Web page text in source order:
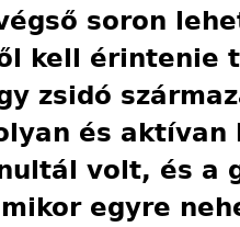
soron
kell érintenie
zsidó
és
volt, és a
egyre